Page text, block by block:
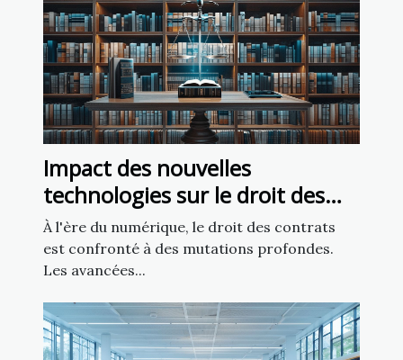
Impact des nouvelles
technologies sur le droit des
contrats
À l'ère du numérique, le droit des contrats
est confronté à des mutations profondes.
Les avancées...